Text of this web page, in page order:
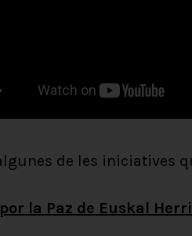
de les iniciatives
la Paz de Euskal